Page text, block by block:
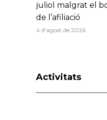
juliol malgrat el
de l’afiliació
4 d'agost de 2026
Activitats